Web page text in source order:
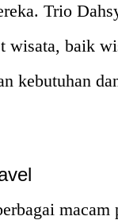
Trio
wisata, baik
kebutuhan
macam